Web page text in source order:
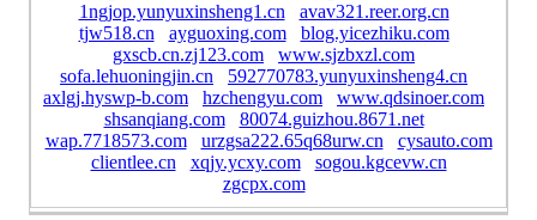
1ngjop.yunyuxinsheng1.cn
avav321.reer.org.cn
tjw518.cn
ayguoxing.com
blog.yicezhiku.com
gxscb.cn.zj123.com
www.sjzbxzl.com
sofa.lehuoningjin.cn
592770783.yunyuxinsheng4.cn
axlgj.hyswp-b.com
hzchengyu.com
www.qdsinoer.com
shsanqiang.com
80074.guizhou.8671.net
wap.7718573.com
urzgsa222.65q68urw.cn
cysauto.com
clientlee.cn
xqjy.ycxy.com
sogou.kgcevw.cn
zgcpx.com